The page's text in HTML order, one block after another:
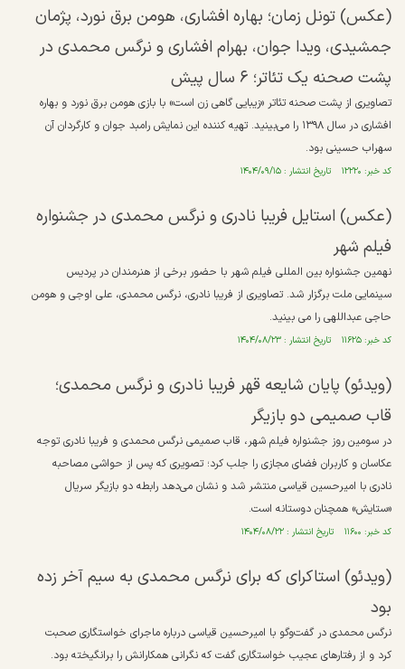
(عکس) تونل زمان؛ بهاره افشاری، هومن برق نورد، پژمان
جمشیدی، ویدا جوان، بهرام افشاری و نرگس محمدی در
پشت صحنه یک تئاتر؛ ۶ سال پیش
تصاویری از پشت صحنه تئاتر «زیبایی گاهی زن است» با بازی هومن برق نورد و بهاره
افشاری در سال ۱۳۹۸ را می‌بینید. تهیه کننده این نمایش رامبد جوان و کارگردان آن
سهراب حسینی بود.
کد خبر: ۱۲۲۲۰ تاریخ انتشار : ۱۴۰۴/۰۹/۱۵
(عکس) استایل فریبا نادری و نرگس محمدی در جشنواره
فیلم شهر
نهمین جشنواره بین المللی فیلم شهر با حضور برخی از هنرمندان در پردیس
سینمایی ملت برگزار شد. تصاویری از فریبا نادری، نرگس محمدی، علی اوجی و هومن
حاجی عبداللهی را می بینید.
کد خبر: ۱۱۶۲۵ تاریخ انتشار : ۱۴۰۴/۰۸/۲۳
(ویدئو) پایان شایعه قهر فریبا نادری و نرگس محمدی؛
قاب صمیمی دو بازیگر
در سومین روز جشنواره فیلم شهر، قاب صمیمی نرگس محمدی و فریبا نادری توجه
عکاسان و کاربران فضای مجازی را جلب کرد؛ تصویری که پس از حواشی مصاحبه
نادری با امیرحسین قیاسی منتشر شد و نشان می‌دهد رابطه دو بازیگر سریال
«ستایش» همچنان دوستانه است.
کد خبر: ۱۱۶۰۰ تاریخ انتشار : ۱۴۰۴/۰۸/۲۲
(ویدئو) استاکرای که برای نرگس محمدی به سیم آخر زده
بود
نرگس محمدی در گفت‌وگو با امیرحسین قیاسی درباره ماجرای خواستگاری صحبت
کرد و از رفتارهای عجیب خواستگاری گفت که نگرانی همکارانش را برانگیخته بود.